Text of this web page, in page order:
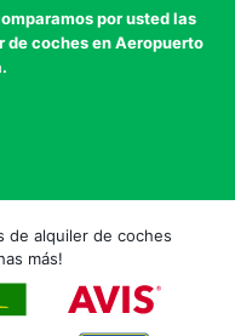
por usted las
de coches en Aeropuerto
de alquiler de coches
más!